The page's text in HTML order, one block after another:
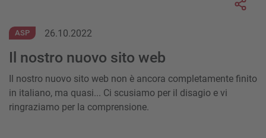
ASP 26.10.2022
Il nostro nuovo sito web
Il nostro nuovo sito web non è ancora completamente finito
in italiano, ma quasi... Ci scusiamo per il disagio e vi
ringraziamo per la comprensione.